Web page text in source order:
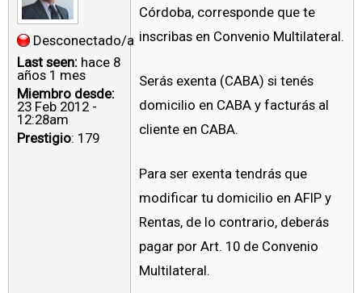
Desconectado/a
Last seen: hace 8
años 1 mes
Miembro desde:
23 Feb 2012 -
12:28am
Prestigio: 179
Córdoba, corresponde que te
inscribas en Convenio Multilateral.
Serás exenta (CABA) si tenés
domicilio en CABA y facturás al
cliente en CABA.
Para ser exenta tendrás que
modificar tu domicilio en AFIP y
Rentas, de lo contrario, deberás
pagar por Art. 10 de Convenio
Multilateral.